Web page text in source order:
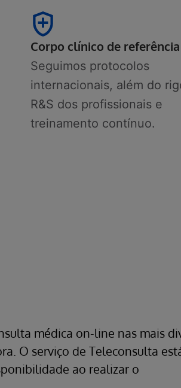
Corpo clínico de referência
Seguimos protocolos
internacionais, além do
R&S dos profissionais e
treinamento contínuo.
médica on-line nas mais
O serviço de Teleconsulta
ao realizar o